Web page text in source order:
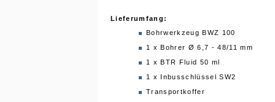
Lieferumfang:
Bohrwerkzeug BWZ 100
1 x Bohrer Ø 6,7 - 48/11 mm
1 x BTR Fluid 50 ml
1 x Inbusschlüssel SW2
Transportkoffer